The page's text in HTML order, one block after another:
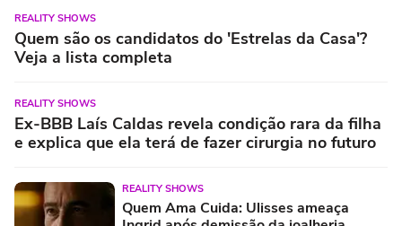
REALITY SHOWS
Quem são os candidatos do 'Estrelas da Casa'?
Veja a lista completa
REALITY SHOWS
Ex-BBB Laís Caldas revela condição rara da filha
e explica que ela terá de fazer cirurgia no futuro
REALITY SHOWS
Quem Ama Cuida: Ulisses ameaça